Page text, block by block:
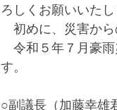
ろしくお願いいたし
初めに、災害から
令和５年７月豪雨
す。
○副議長（加藤幸雄